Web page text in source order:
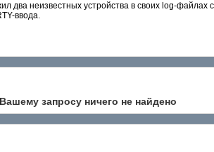
два неизвестных устройства в своих log-
ввода.
запросу ничего не найдено